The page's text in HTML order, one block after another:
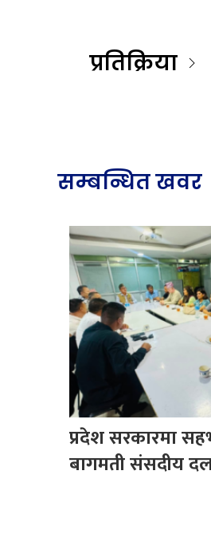
प्रतिक्रिया
सम्बन्धित खवर
प्रदेश सरकारमा
बागमती संसदीय